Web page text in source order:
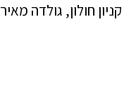
קניון חולון, גולדה מאיר 7, חולון